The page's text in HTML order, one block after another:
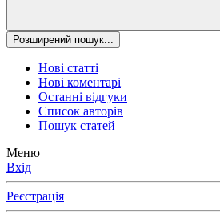
Розширений пошук...
Нові статті
Нові коментарі
Останні відгуки
Список авторів
Пошук статей
Меню
Вхід
Реєстрація